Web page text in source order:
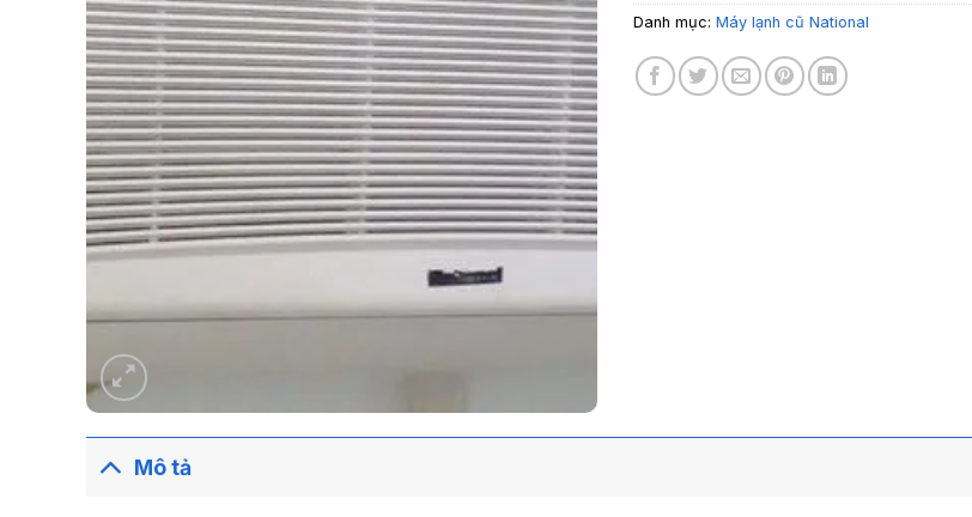
Danh mục: Máy lạnh cũ National
Mô tả